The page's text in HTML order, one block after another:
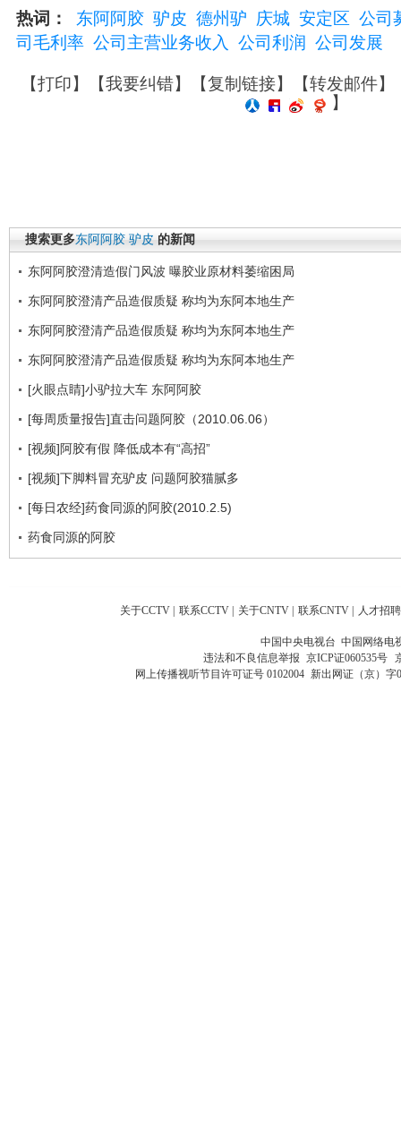
热词： 东阿阿胶 驴皮 德州驴 庆城 安定区 公司
司毛利率 公司主营业务收入 公司利润 公司发展
【打印】【我要纠错】【复制链接】【转发邮件】
】
搜索更多东阿阿胶 驴皮 的新闻
东阿阿胶澄清造假门风波 曝胶业原材料萎缩困局
东阿阿胶澄清产品造假质疑 称均为东阿本地生产
东阿阿胶澄清产品造假质疑 称均为东阿本地生产
东阿阿胶澄清产品造假质疑 称均为东阿本地生产
[火眼点睛]小驴拉大车 东阿阿胶
[每周质量报告]直击问题阿胶（2010.06.06）
[视频]阿胶有假 降低成本有“高招”
[视频]下脚料冒充驴皮 问题阿胶猫腻多
[每日农经]药食同源的阿胶(2010.2.5)
药食同源的阿胶
关于CCTV | 联系CCTV | 关于CNTV | 联系CNTV | 人才招聘
中国中央电视台 中国网络电
违法和不良信息举报 京ICP证060535号
网上传播视听节目许可证号 0102004 新出网证（京）